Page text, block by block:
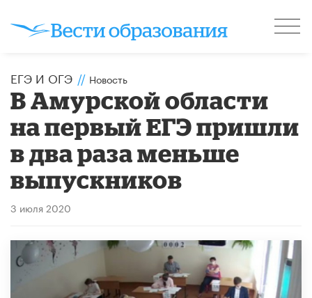
ЕГЭ И ОГЭ // Новость
В Амурской области
на первый ЕГЭ пришли
в два раза меньше
выпускников
3 июля 2020